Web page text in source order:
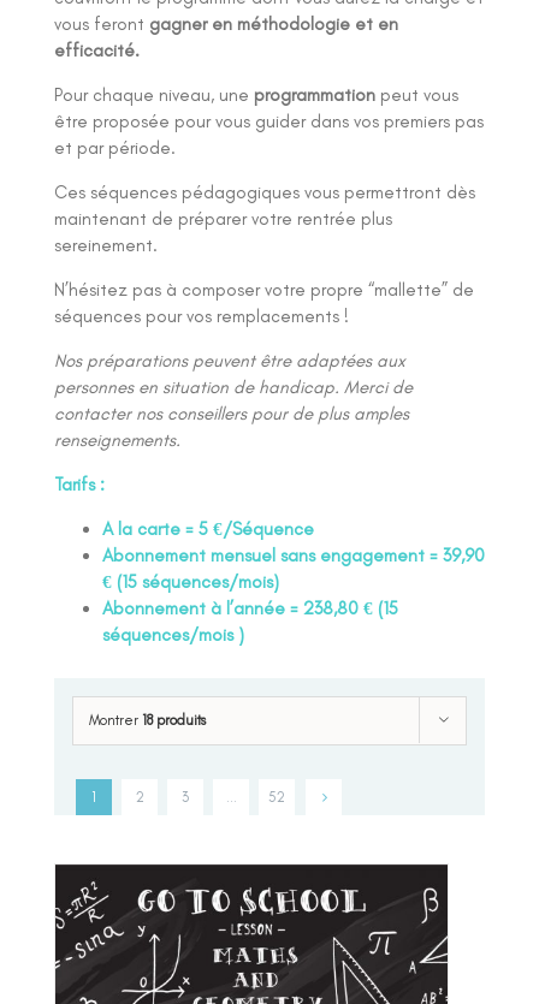
vous feront gagner en méthodologie et en
efficacité.
Pour chaque niveau, une programmation peut vous
être proposée pour vous guider dans vos premiers pas
et par période.
Ces séquences pédagogiques vous permettront dès
maintenant de préparer votre rentrée plus
sereinement.
N’hésitez pas à composer votre propre “mallette” de
séquences pour vos remplacements !
Nos préparations peuvent être adaptées aux
personnes en situation de handicap. Merci de
contacter nos conseillers pour de plus amples
renseignements.
Tarifs :
A la carte = 5 €/Séquence
Abonnement mensuel sans engagement = 39,90
€ (15 séquences/mois)
Abonnement à l’année = 238,80 € (15
séquences/mois )
Montrer 18 produits
1 2 3 52